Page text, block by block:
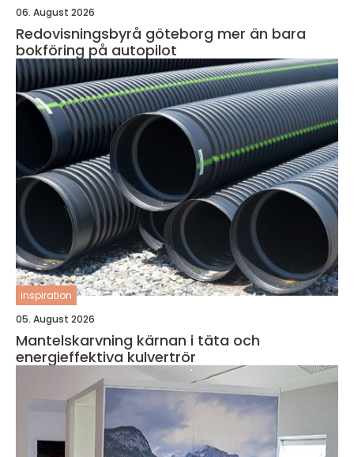
06. August 2026
Redovisningsbyrå göteborg mer än bara
bokföring på autopilot
inspiration
05. August 2026
Mantelskarvning kärnan i täta och
energieffektiva kulvertrör